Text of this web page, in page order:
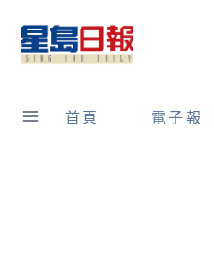
content
首頁 電子報